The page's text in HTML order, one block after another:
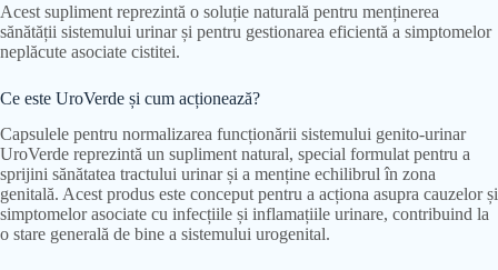
Acest supliment reprezintă o soluție naturală pentru menținerea
sănătății sistemului urinar și pentru gestionarea eficientă a simptomelor
neplăcute asociate cistitei.
Ce este UroVerde și cum acționează?
Capsulele pentru normalizarea funcționării sistemului genito-urinar
UroVerde reprezintă un supliment natural, special formulat pentru a
sprijini sănătatea tractului urinar și a menține echilibrul în zona
genitală. Acest produs este conceput pentru a acționa asupra cauzelor și
simptomelor asociate cu infecțiile și inflamațiile urinare, contribuind la
o stare generală de bine a sistemului urogenital.